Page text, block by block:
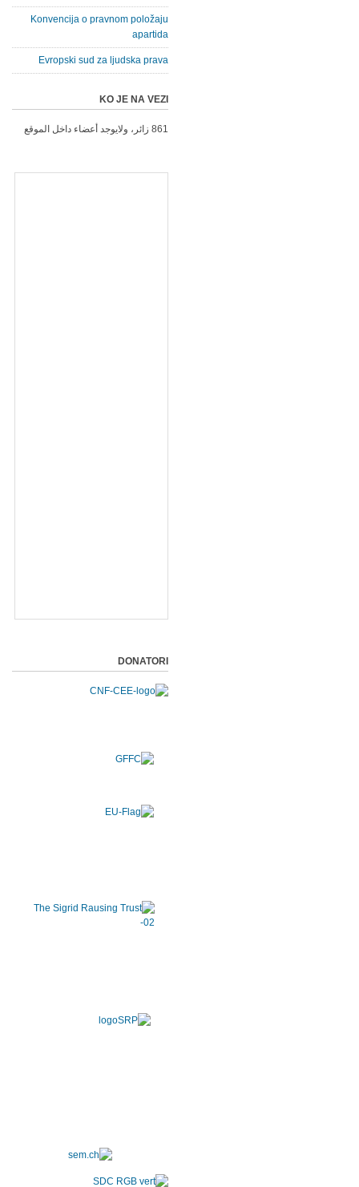
Konvencija o pravnom položaju
apartida
Evropski sud za ljudska prava
KO JE NA VEZI
861 زائر، ولايوجد أعضاء داخل الموقع
DONATORI